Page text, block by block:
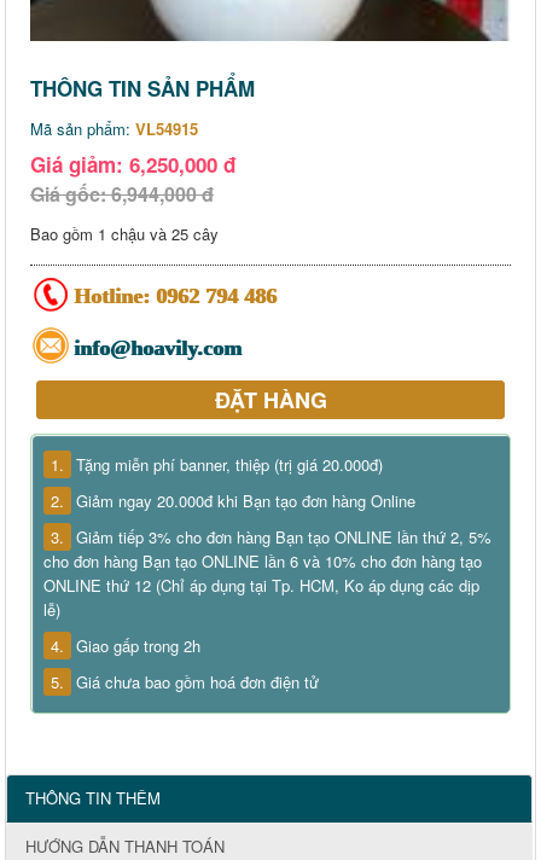
THÔNG TIN SẢN PHẨM
Mã sản phẩm: VL54915
Giá giảm: 6,250,000 đ
Giá gốc: 6,944,000 đ
Bao gồm 1 chậu và 25 cây
Hotline: 0962 794 486
info@hoavily.com
ĐẶT HÀNG
1. Tặng miễn phí banner, thiệp (trị giá 20.000đ)
2. Giảm ngay 20.000đ khi Bạn tạo đơn hàng Online
3. Giảm tiếp 3% cho đơn hàng Bạn tạo ONLINE lần thứ 2, 5%
cho đơn hàng Bạn tạo ONLINE lần 6 và 10% cho đơn hàng tạo
ONLINE thứ 12 (Chỉ áp dụng tại Tp. HCM, Ko áp dụng các dịp
lễ)
4. Giao gấp trong 2h
5. Giá chưa bao gồm hoá đơn điện tử
THÔNG TIN THÊM
HƯỚNG DẪN THANH TOÁN